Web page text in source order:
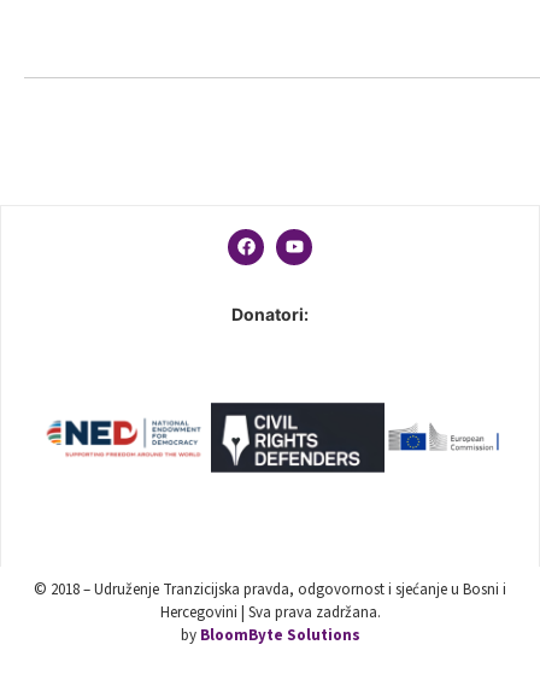
Donatori:
© 2018 – Udruženje Tranzicijska pravda, odgovornost i sjećanje u Bosni i
Hercegovini | Sva prava zadržana.
by BloomByte Solutions